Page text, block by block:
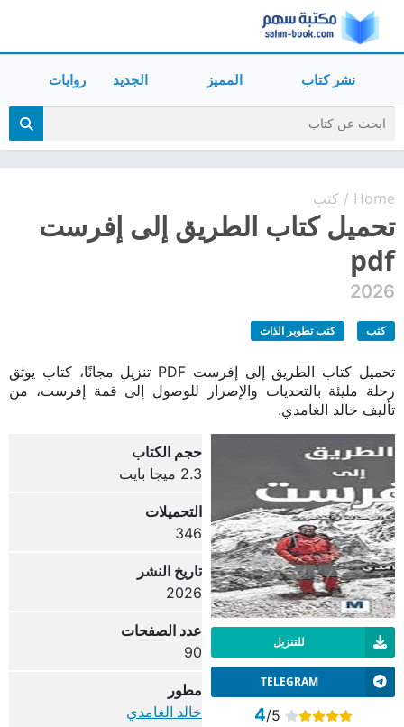
نشر كتاب المميز الجديد روايات
Home
/ كتب
تحميل كتاب الطريق إلى إفرست
pdf
2026
كتب كتب تطوير الذات
تحميل كتاب الطريق إلى إفرست PDF تنزيل مجانًا، كتاب يوثق
رحلة مليئة بالتحديات والإصرار للوصول إلى قمة إفرست، من
تأليف خالد الغامدي.
للتنزيل
TELEGRAM
4/5
حجم الكتاب
2.3 ميجا بايت
التحميلات
346
تاريخ النشر
2026
عدد الصفحات
90
مطور
خالد الغامدي